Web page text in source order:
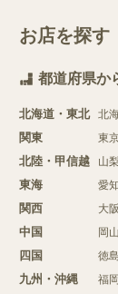
お店を探す
都道府県か
北海道・東北 北
関東 東
北陸・甲信越 山
東海 愛
関西 大
中国 岡
四国 徳
九州・沖縄 福